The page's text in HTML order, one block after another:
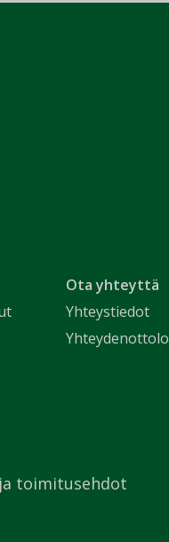
Ota yhteyttä
Yhteystiedot
toimitusehdot